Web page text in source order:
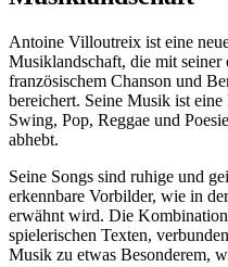
Antoine Villoutreix ist eine
Musiklandschaft, die mit
französischem Chanson und
bereichert. Seine Musik ist
Swing, Pop, Reggae und
abhebt.
Seine Songs sind ruhige und
erkennbare Vorbilder, wie in
erwähnt wird. Die
spielerischen Texten,
Musik zu etwas Besonderem,